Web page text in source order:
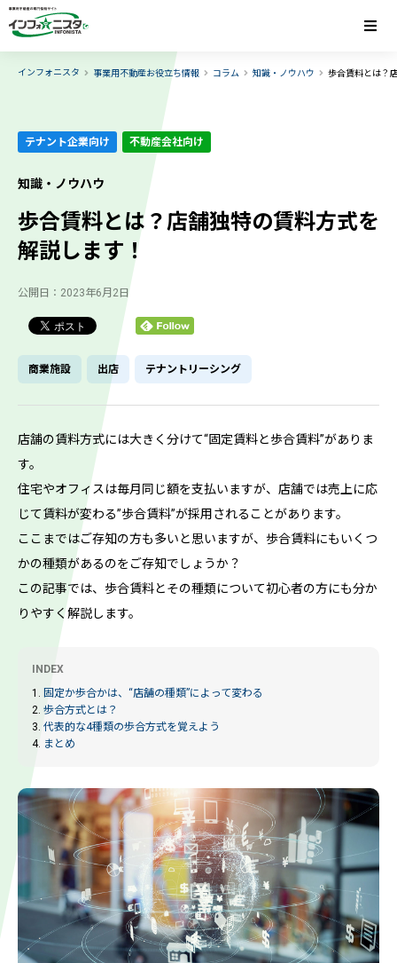
インフォニスタ 事業用不動産お役立ち情報 コラム 知識・ノウハウ 歩合賃料とは？
テナント企業向け 不動産会社向け
知識・ノウハウ
歩合賃料とは？店舗独特の賃料方式を
解説します！
公開日：2023年6月2日
商業施設 出店 テナントリーシング
店舗の賃料方式には大きく分けて“固定賃料と歩合賃料”がありま
す。
住宅やオフィスは毎月同じ額を支払いますが、店舗では売上に応
じて賃料が変わる”歩合賃料”が採用されることがあります。
ここまではご存知の方も多いと思いますが、歩合賃料にもいくつ
かの種類があるのをご存知でしょうか？
この記事では、歩合賃料とその種類について初心者の方にも分か
りやすく解説します。
INDEX
1. 固定か歩合かは、“店舗の種類”によって変わる
2. 歩合方式とは？
3. 代表的な4種類の歩合方式を覚えよう
4. まとめ